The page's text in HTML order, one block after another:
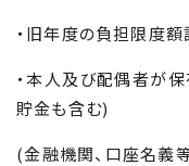
・旧年度の負担限度
・本人及び配偶者が
貯金も含む)
(金融機関、口座名義